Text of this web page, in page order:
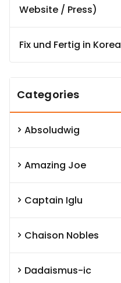
Website / Press)
Fix und Fertig in Korea
Categories
Absoludwig
Amazing Joe
Captain Iglu
Chaison Nobles
Dadaismus-ic